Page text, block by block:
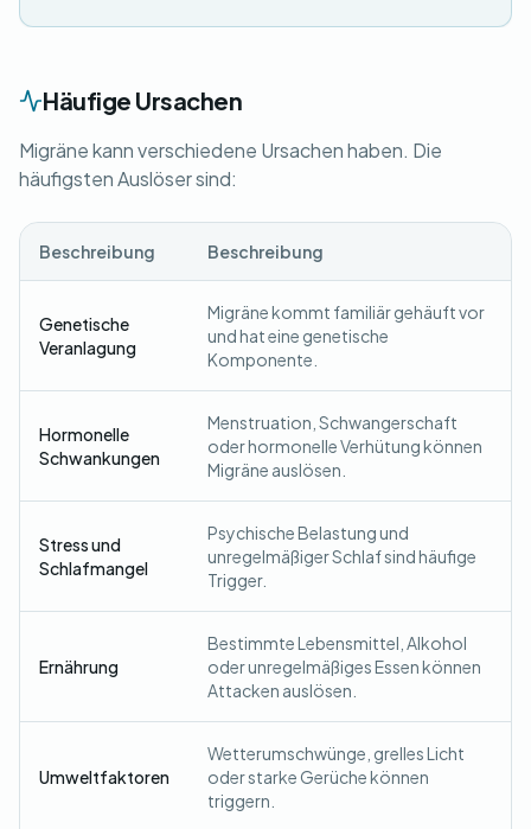
Häufige Ursachen
Migräne kann verschiedene Ursachen haben. Die
häufigsten Auslöser sind:
Beschreibung Beschreibung
Genetische
Veranlagung
Migräne kommt familiär gehäuft vor
und hat eine genetische
Komponente.
Hormonelle
Schwankungen
Menstruation, Schwangerschaft
oder hormonelle Verhütung können
Migräne auslösen.
Stress und
Schlafmangel
Psychische Belastung und
unregelmäßiger Schlaf sind häufige
Trigger.
Ernährung
Bestimmte Lebensmittel, Alkohol
oder unregelmäßiges Essen können
Attacken auslösen.
Umweltfaktoren
Wetterumschwünge, grelles Licht
oder starke Gerüche können
triggern.